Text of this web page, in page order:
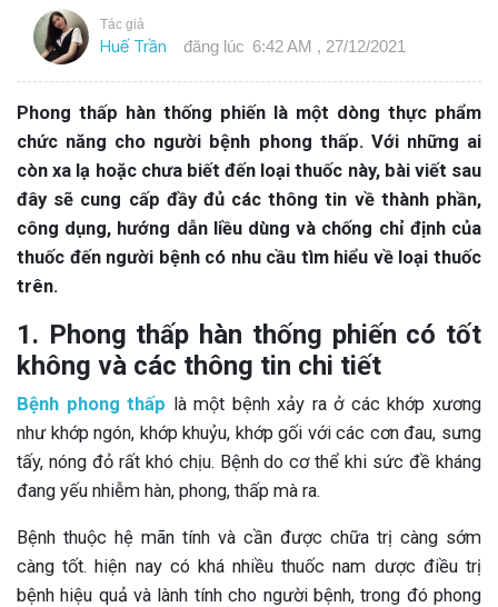
Tác giả
Huế Trần đăng lúc 6:42 AM , 27/12/2021
Phong thấp hàn thống phiến là một dòng thực phẩm
chức năng cho người bệnh phong thấp. Với những ai
còn xa lạ hoặc chưa biết đến loại thuốc này, bài viết sau
đây sẽ cung cấp đầy đủ các thông tin về thành phần,
công dụng, hướng dẫn liều dùng và chống chỉ định của
thuốc đến người bệnh có nhu cầu tìm hiểu về loại thuốc
trên.
1. Phong thấp hàn thống phiến có tốt
không và các thông tin chi tiết
Bệnh phong thấp là một bệnh xảy ra ở các khớp xương
như khớp ngón, khớp khuỷu, khớp gối với các cơn đau, sưng
tấy, nóng đỏ rất khó chịu. Bệnh do cơ thể khi sức đề kháng
đang yếu nhiễm hàn, phong, thấp mà ra.
Bệnh thuộc hệ mãn tính và cần được chữa trị càng sớm
càng tốt. hiện nay có khá nhiều thuốc nam dược điều trị
bệnh hiệu quả và lành tính cho người bệnh, trong đó phong